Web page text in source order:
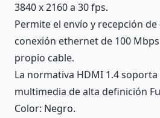
3840 x 2160 a 30 fps.
Permite el envío y recepción
conexión ethernet de 100
propio cable.
La normativa HDMI 1.4
multimedia de alta definición
Color: Negro.